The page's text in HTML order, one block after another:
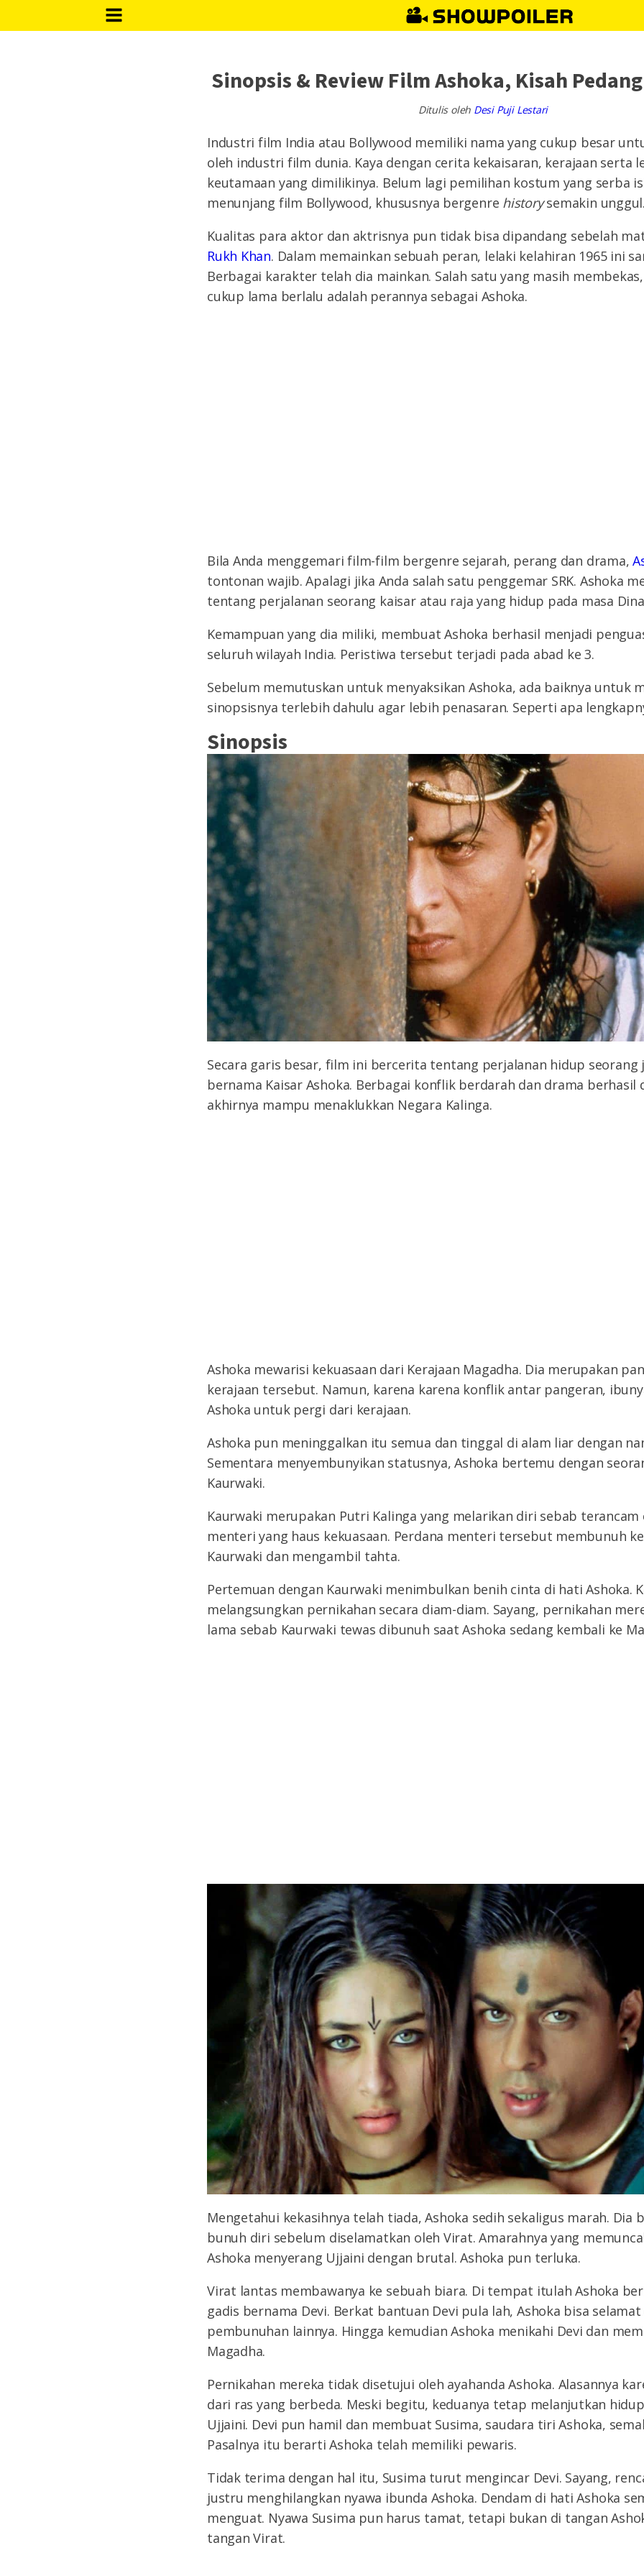
Sinopsis & Review Film Ashoka, Kisah
Ditulis oleh Desi Puji Lestari
Industri film India atau Bollywood memiliki nama yang cukup besar
oleh industri film dunia. Kaya dengan cerita kekaisaran, kerajaan serta
keutamaan yang dimilikinya. Belum lagi pemilihan kostum yang serba
menunjang film Bollywood, khususnya bergenre historysemakin unggul.
Kualitas para aktor dan aktrisnya pun tidak bisa dipandang sebelah
Rukh Khan. Dalam memainkan sebuah peran, lelaki kelahiran 1965 ini
Berbagai karakter telah dia mainkan. Salah satu yang masih
cukup lama berlalu adalah perannya sebagai Ashoka.
Bila Anda menggemari film-film bergenre sejarah, perang dan drama,
tontonan wajib. Apalagi jika Anda salah satu penggemar SRK. Ashoka
tentang perjalanan seorang kaisar atau raja yang hidup pada masa
Kemampuan yang dia miliki, membuat Ashoka berhasil menjadi
seluruh wilayah India. Peristiwa tersebut terjadi pada abad ke 3.
Sebelum memutuskan untuk menyaksikan Ashoka, ada baiknya untuk
sinopsisnya terlebih dahulu agar lebih penasaran. Seperti apa
Sinopsis
Secara garis besar, film ini bercerita tentang perjalanan hidup seorang
bernama Kaisar Ashoka. Berbagai konflik berdarah dan drama berhasil
akhirnya mampu menaklukkan Negara Kalinga.
Ashoka mewarisi kekuasaan dari Kerajaan Magadha. Dia merupakan
kerajaan tersebut. Namun, karena karena konflik antar pangeran,
Ashoka untuk pergi dari kerajaan.
Ashoka pun meninggalkan itu semua dan tinggal di alam liar dengan
Sementara menyembunyikan statusnya, Ashoka bertemu dengan
Kaurwaki.
Kaurwaki merupakan Putri Kalinga yang melarikan diri sebab terancam
menteri yang haus kekuasaan. Perdana menteri tersebut membunuh
Kaurwaki dan mengambil tahta.
Pertemuan dengan Kaurwaki menimbulkan benih cinta di hati Ashoka.
melangsungkan pernikahan secara diam-diam. Sayang, pernikahan
lama sebab Kaurwaki tewas dibunuh saat Ashoka sedang kembali ke
Mengetahui kekasihnya telah tiada, Ashoka sedih sekaligus marah. Dia
bunuh diri sebelum diselamatkan oleh Virat. Amarahnya yang
Ashoka menyerang Ujjaini dengan brutal. Ashoka pun terluka.
Virat lantas membawanya ke sebuah biara. Di tempat itulah Ashoka
gadis bernama Devi. Berkat bantuan Devi pula lah, Ashoka bisa
pembunuhan lainnya. Hingga kemudian Ashoka menikahi Devi dan
Magadha.
Pernikahan mereka tidak disetujui oleh ayahanda Ashoka. Alasannya
dari ras yang berbeda. Meski begitu, keduanya tetap melanjutkan
Ujjaini. Devi pun hamil dan membuat Susima, saudara tiri Ashoka,
Pasalnya itu berarti Ashoka telah memiliki pewaris.
Tidak terima dengan hal itu, Susima turut mengincar Devi. Sayang,
justru menghilangkan nyawa ibunda Ashoka. Dendam di hati Ashoka
menguat. Nyawa Susima pun harus tamat, tetapi bukan di tangan
tangan Virat.